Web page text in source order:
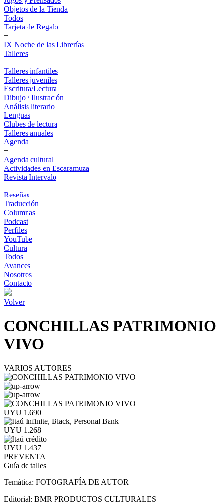
Objetos de la Tienda
Todos
Tarjeta de Regalo
+
IX Noche de las Librerías
Talleres
+
Talleres infantiles
Talleres juveniles
Escritura/Lectura
Dibujo / Ilustración
Análisis literario
Lenguas
Clubes de lectura
Talleres anuales
Agenda
+
Agenda cultural
Actividades en Escaramuza
Revista Intervalo
+
Reseñas
Traducción
Columnas
Podcast
Perfiles
YouTube
Cultura
Todos
Avances
Nosotros
Contacto
Volver
CONCHILLAS PATRIMONIO
VIVO
VARIOS AUTORES
UYU 1.690
UYU 1.268
UYU 1.437
PREVENTA
Guía de talles
Temática: FOTOGRAFÍA DE AUTOR
Editorial: BMR PRODUCTOS CULTURALES